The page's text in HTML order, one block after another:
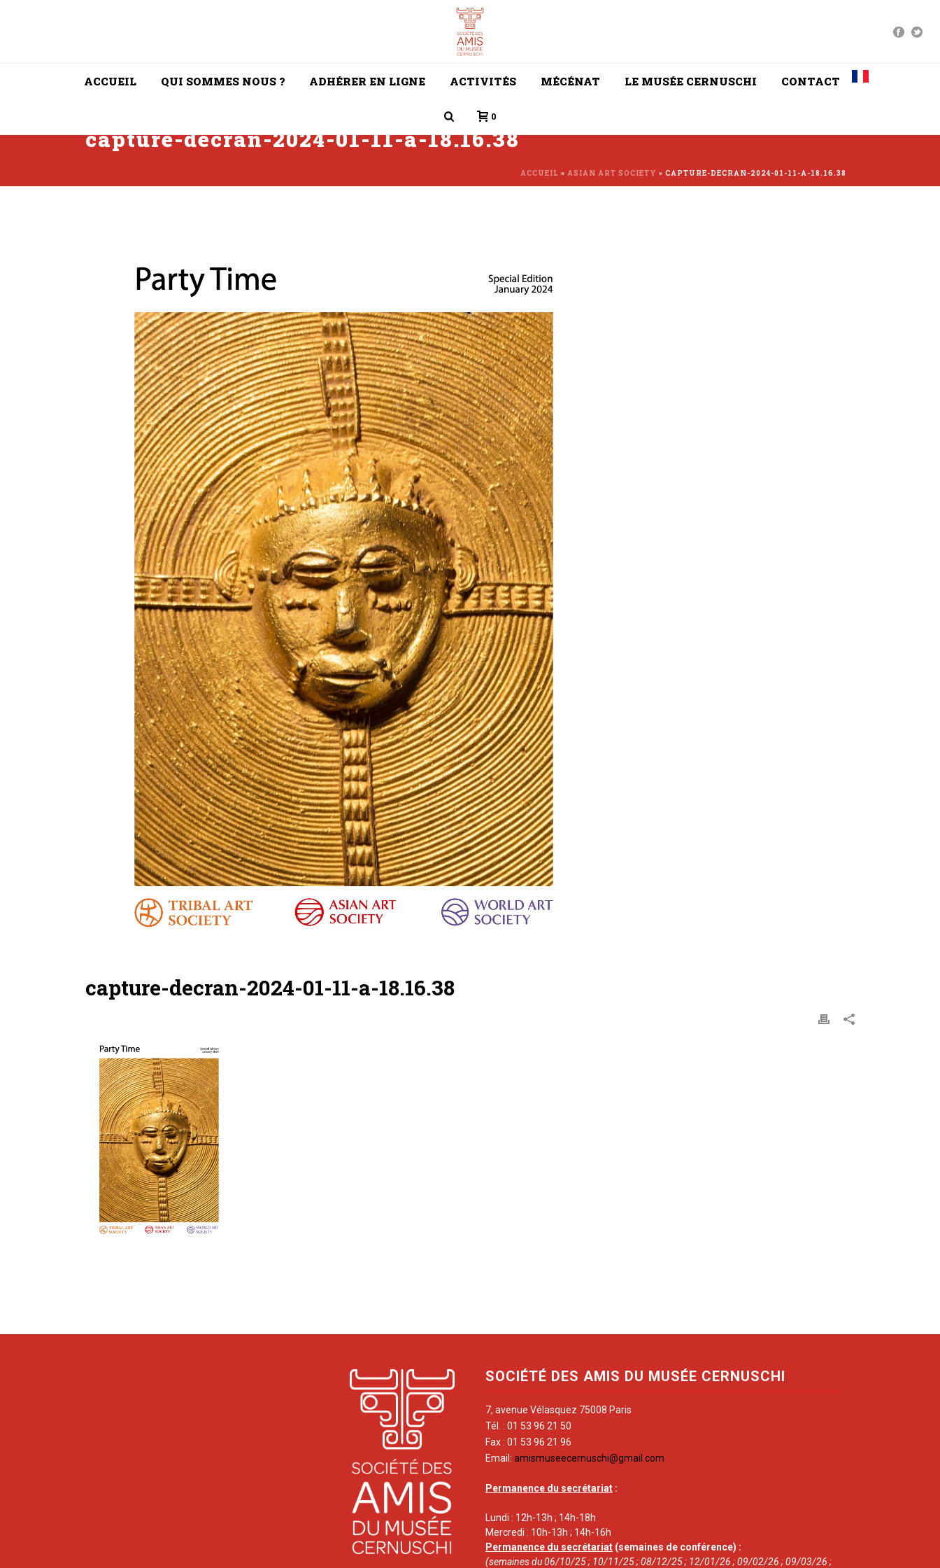
ACCUEIL QUI SOMMES NOUS ? ADHÉRER EN LIGNE ACTIVITÉS MÉCÉNAT LE MUSÉE CERNUSCHI CONTACT
0
capture-decran-2024-01-11-a-18.16.38
ACCUEIL » ASIAN ART SOCIETY » CAPTURE-DECRAN-2024-01-11-A-18.16.38
capture-decran-2024-01-11-a-18.16.38
SOCIÉTÉ DES AMIS DU MUSÉE CERNUSCHI
7, avenue Vélasquez 75008 Paris
Tél. : 01 53 96 21 50
Fax : 01 53 96 21 96
Email: amismuseecernuschi@gmail.com
Permanence du secrétariat :
Lundi : 12h-13h ; 14h-18h
Mercredi : 10h-13h ; 14h-16h
Permanence du secrétariat (semaines de conférence) :
(semaines du 06/10/25 ; 10/11/25 ; 08/12/25 ; 12/01/26 ; 09/02/26 ; 09/03/26 ;